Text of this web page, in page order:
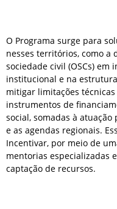
O Programa surge para
nesses territórios, como a
sociedade civil (OSCs)
institucional e na
mitigar limitações
instrumentos de
social, somadas à
e as agendas regionais.
Incentivar, por meio de
mentorias especializadas
captação de recursos.